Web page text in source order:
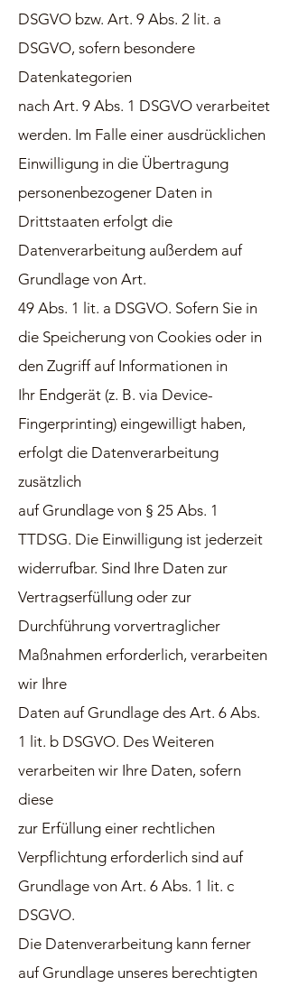
DSGVO bzw. Art. 9 Abs. 2 lit. a
DSGVO, sofern besondere
Datenkategorien
nach Art. 9 Abs. 1 DSGVO verarbeitet
werden. Im Falle einer ausdrücklichen
Einwilligung in die Übertragung
personenbezogener Daten in
Drittstaaten erfolgt die
Datenverarbeitung außerdem auf
Grundlage von Art.
49 Abs. 1 lit. a DSGVO. Sofern Sie in
die Speicherung von Cookies oder in
den Zugriff auf Informationen in
Ihr Endgerät (z. B. via Device-
Fingerprinting) eingewilligt haben,
erfolgt die Datenverarbeitung
zusätzlich
auf Grundlage von § 25 Abs. 1
TTDSG. Die Einwilligung ist jederzeit
widerrufbar. Sind Ihre Daten zur
Vertragserfüllung oder zur
Durchführung vorvertraglicher
Maßnahmen erforderlich, verarbeiten
wir Ihre
Daten auf Grundlage des Art. 6 Abs.
1 lit. b DSGVO. Des Weiteren
verarbeiten wir Ihre Daten, sofern
diese
zur Erfüllung einer rechtlichen
Verpflichtung erforderlich sind auf
Grundlage von Art. 6 Abs. 1 lit. c
DSGVO.
Die Datenverarbeitung kann ferner
auf Grundlage unseres berechtigten